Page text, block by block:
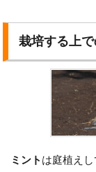
栽培する上
ミント は庭植え